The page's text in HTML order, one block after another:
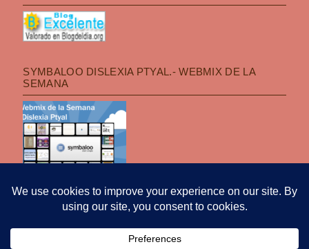
SYMBALOO DISLEXIA PTYAL.- WEBMIX DE LA
SEMANA